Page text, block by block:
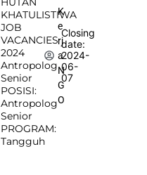
KHATULISTIWA
JOB
VACANCIES
2024
Antropolog
Senior
POSISI:
Antropolog
Senior
PROGRAM:
Tangguh
K
e
rj
a
N
G
O
Closing
date:
2024-
06-
07